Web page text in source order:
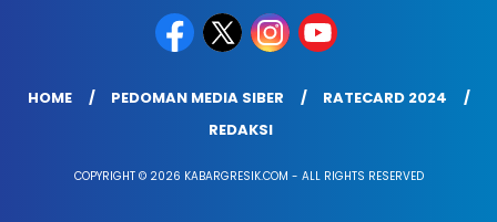
HOME PEDOMAN MEDIA SIBER
RATECARD 2024
REDAKSI
COPYRIGHT © 2026 KABARGRESIK.COM - ALL RIGHTS RESERVED